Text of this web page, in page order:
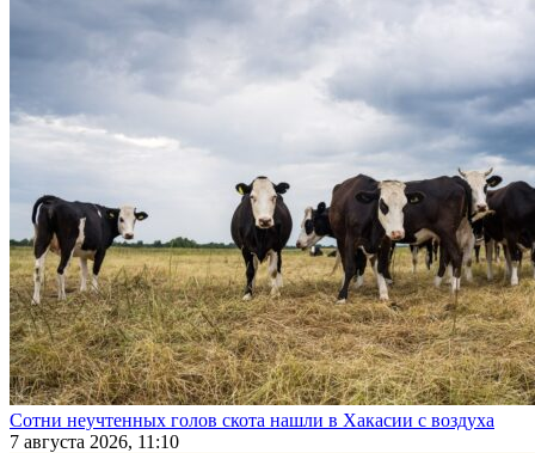
Сотни неучтенных голов скота нашли в Хакасии с воздуха
7 августа 2026, 11:10